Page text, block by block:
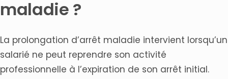
maladie ?
La prolongation d’arrêt maladie intervient lorsqu’un
salarié ne peut reprendre son activité
professionnelle à l’expiration de son arrêt initial.